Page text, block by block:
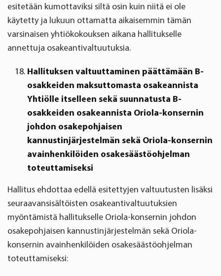
esitetään kumottaviksi siltä osin kuin niitä ei ole
käytetty ja lukuun ottamatta aikaisemmin tämän
varsinaisen yhtiökokouksen aikana hallitukselle
annettuja osakeantivaltuutuksia.
Hallituksen valtuuttaminen päättämään B-
osakkeiden maksuttomasta osakeannista
Yhtiölle itselleen sekä suunnatusta B-
osakkeiden osakeannista Oriola-konsernin
johdon osakepohjaisen
kannustinjärjestelmän sekä Oriola-konsernin
avainhenkilöiden osakesäästöohjelman
toteuttamiseksi
Hallitus ehdottaa edellä esitettyjen valtuutusten lisäksi
seuraavansisältöisten osakeantivaltuutuksien
myöntämistä hallitukselle Oriola-konsernin johdon
osakepohjaisen kannustinjärjestelmän sekä Oriola-
konsernin avainhenkilöiden osakesäästöohjelman
toteuttamiseksi: